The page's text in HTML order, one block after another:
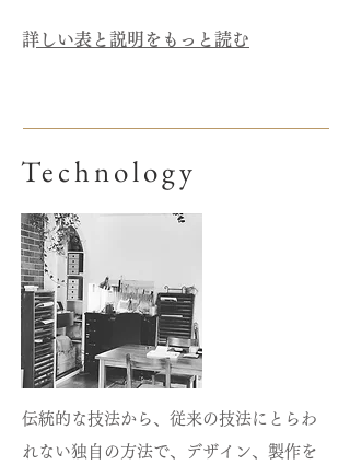
​詳しい表と説明をもっと読む
Technology
伝統的な技法から、従来の技法にとらわ
れない独自の方法で、デザイン、製作を